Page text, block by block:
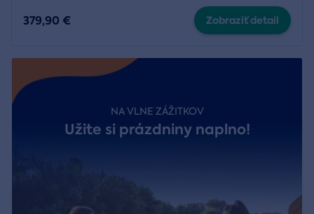
379,90 € Zobraziť detail
NA VLNE ZÁŽITKOV
Užite si prázdniny naplno!